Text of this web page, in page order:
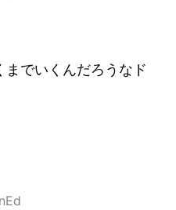
でいくんだろうなド